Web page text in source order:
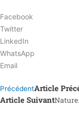
Facebook
Twitter
LinkedIn
WhatsApp
Email
PrécédentArticle
Article Suivant